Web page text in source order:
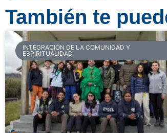
También te
INTEGRACIÓN DE LA COMUNIDAD Y
ESPIRITUALIDAD